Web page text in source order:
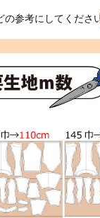
の参考にしてくださ